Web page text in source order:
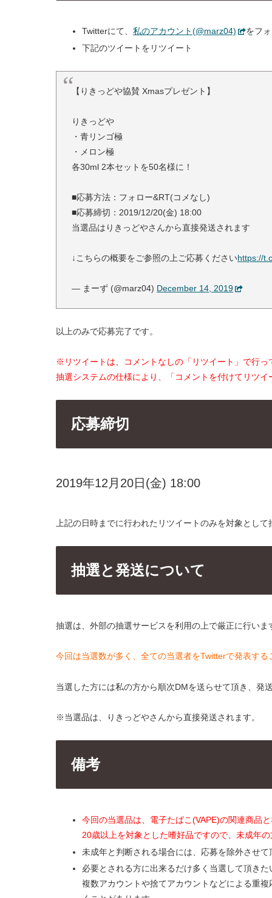
Twitterにて、 私のアカウント(@marz04)
をフ
下記のツイートをリツイート
【りきっどや協賛 Xmasプレゼント】
りきっどや
・青リンゴ極
・メロン極
各30ml 2本セットを50名様に！
■応募方法：フォロー&RT(コメなし)
■応募締切：2019/12/20(金) 18:00
当選品はりきっどやさんから直接発送されます
↓こちらの概要をご参照の上ご応募くださいhttps://
— まーず (@marz04) December 14, 2019
以上のみで応募完了です。
※リツイートは、コメントなしの「リツイート」で行っ
抽選システムの仕様により、「コメントを付けてリツ
応募締切
2019年12月20日(金) 18:00
上記の日時までに行われたリツイートのみを対象とし
抽選と発送について
抽選は、外部の抽選サービスを利用の上で厳正に行いま
今回は当選数が多く、全ての当選者をTwitterで発表す
当選した方には私の方から順次DMを送らせて頂き、発
※当選品は、りきっどやさんから直接発送されます。
備考
今回の当選品は、電子たばこ(VAPE)の関連商品
20歳以上を対象とした嗜好品ですので、未成年
未成年と判断される場合には、応募を除外させて
必要とされる方に出来るだけ多く当選して頂き
複数アカウントや捨てアカウントなどによる重